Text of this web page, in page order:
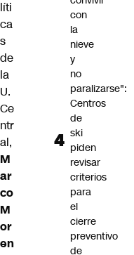
líti
ca
s
de
la
U.
Ce
ntr
al,
M
ar
co
M
or
en
con
la
nieve
y
no
paralizarse":
Centros
de
ski
piden
revisar
criterios
para
el
cierre
preventivo
de